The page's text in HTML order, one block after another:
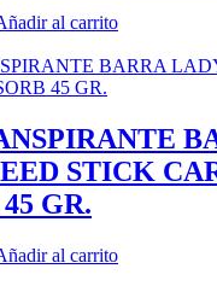
al carrito
STICK
GR.
al carrito